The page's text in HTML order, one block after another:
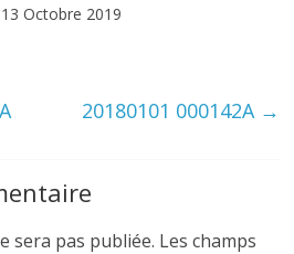
13 Octobre 2019
20180101 000142A →
sera pas publiée. Les champs